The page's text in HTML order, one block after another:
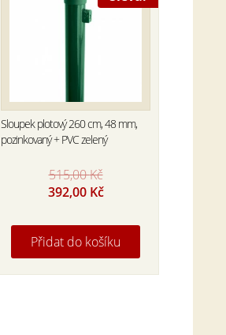
Sloupek plotový 260 cm, 48 mm,
pozinkovaný + PVC zelený
515,00Kč
Original
515,00 Kč.
392,00 KčCurrent
392,00 Kč.
Přidat do košíku